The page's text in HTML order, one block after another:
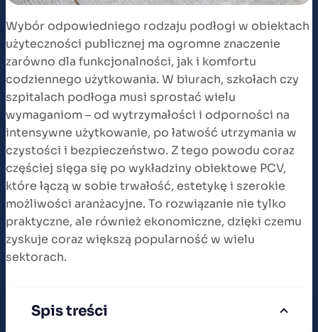
Wybór odpowiedniego rodzaju podłogi w obiektach
użyteczności publicznej ma ogromne znaczenie
zarówno dla funkcjonalności, jak i komfortu
codziennego użytkowania. W biurach, szkołach czy
szpitalach podłoga musi sprostać wielu
wymaganiom – od wytrzymałości i odporności na
intensywne użytkowanie, po łatwość utrzymania w
czystości i bezpieczeństwo. Z tego powodu coraz
częściej sięga się po wykładziny obiektowe PCV,
które łączą w sobie trwałość, estetykę i szerokie
możliwości aranżacyjne. To rozwiązanie nie tylko
praktyczne, ale również ekonomiczne, dzięki czemu
zyskuje coraz większą popularność w wielu
sektorach.
Spis treści